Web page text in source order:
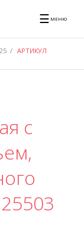
☰ МЕНЮ
/ АРТИКУЛ
с